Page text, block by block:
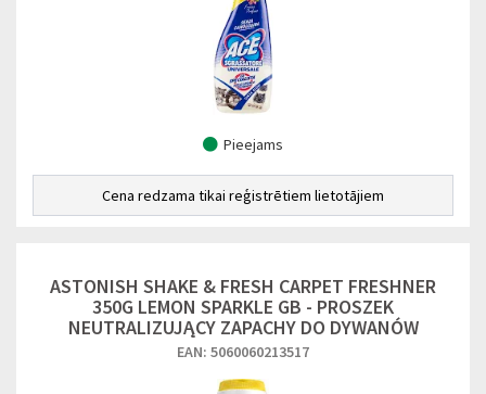
Pieejams
Cena redzama tikai reģistrētiem lietotājiem
ASTONISH SHAKE & FRESH CARPET FRESHNER
350G LEMON SPARKLE GB - PROSZEK
NEUTRALIZUJĄCY ZAPACHY DO DYWANÓW
EAN: 5060060213517